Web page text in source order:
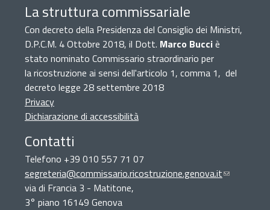
La struttura commissariale
Con decreto della Presidenza del Consiglio dei Ministri,
D.P.C.M. 4 Ottobre 2018, il Dott. Marco Bucciè
stato nominato Commissario straordinario per
la ricostruzione ai sensi dell'articolo 1, comma 1, del
decreto legge 28 settembre 2018
Privacy
Dichiarazione di accessibilità
Contatti
Telefono +39 010 557 71 07
segreteria@commissario.ricostruzione.genova.it(link
via di Francia 3 - Matitone,
3° piano 16149 Genova